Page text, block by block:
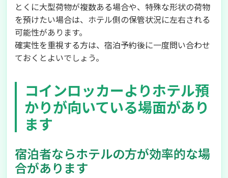
とくに大型荷物が複数ある場合や、特殊な形状の荷物
を預けたい場合は、ホテル側の保管状況に左右される
可能性があります。
確実性を重視する方は、宿泊予約後に一度問い合わせ
ておくとよいでしょう。
コインロッカーよりホテル預
かりが向いている場面があり
ます
宿泊者ならホテルの方が効率的な場
合があります